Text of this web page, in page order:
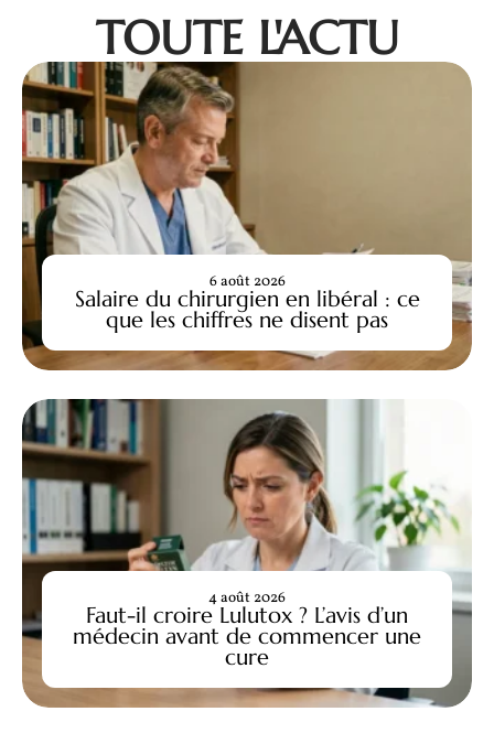
TOUTE L'ACTU
Salaire du chirurgien en libéral : ce
que les chiffres ne disent pas
6 août 2026
Faut-il croire Lulutox ? L’avis d’un
médecin avant de commencer une
cure
4 août 2026